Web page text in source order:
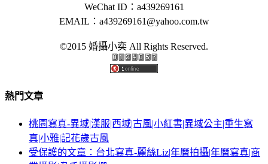
WeChat ID：a439269161
EMAIL： a439269161@yahoo.com.tw
©2015 婚攝小奕 All Rights Reserved.
熱門文章
桃園寫真-異域|漢服|西域|古風|小紅書|異域公主|重生寫
真|小雅|記花歲古風
受保護的文章：台北寫真-麗絲Liz|年曆拍攝|年曆寫真|商